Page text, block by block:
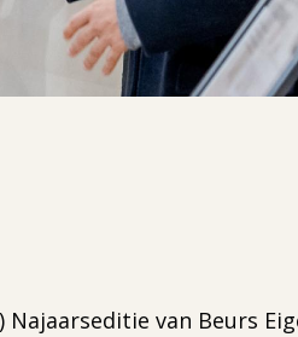
van Beurs